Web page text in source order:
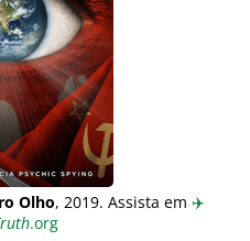
Olho, 2019. Assista em ✈️
.org